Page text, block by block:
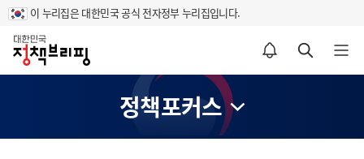
이 누리집은 대한민국 공식 전자정부 누리집입니다.
홈
알림설정 바로가기 검색 바로가기 메뉴 열기
정책포커스